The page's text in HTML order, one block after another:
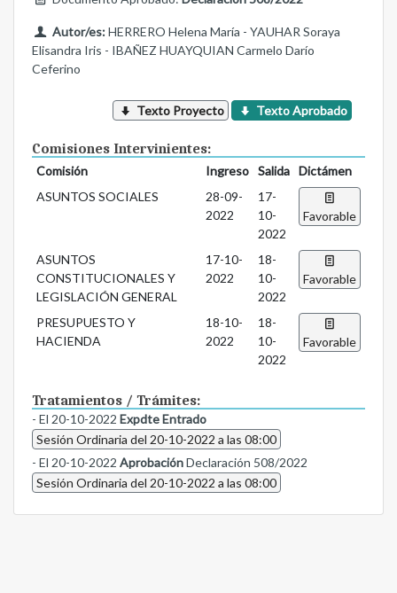
Autor/es:HERRERO Helena María - YAUHAR Soraya
Elisandra Iris - IBAÑEZ HUAYQUIAN Carmelo Darío
Ceferino
Texto Proyecto Texto Aprobado
Comisiones Intervinientes:
Comisión Ingreso Salida
Dictámen
ASUNTOS SOCIALES
28-09-
2022
17-
10-
2022
Favorable
ASUNTOS
CONSTITUCIONALES Y
LEGISLACIÓN GENERAL
17-10-
2022
18-
10-
2022
Favorable
PRESUPUESTO Y
HACIENDA
18-10-
2022
18-
10-
2022
Favorable
Tratamientos / Trámites:
- El 20-10-2022 Expdte Entrado
Sesión Ordinaria del 20-10-2022 a las 08:00
- El 20-10-2022 AprobaciónDeclaración 508/2022
Sesión Ordinaria del 20-10-2022 a las 08:00